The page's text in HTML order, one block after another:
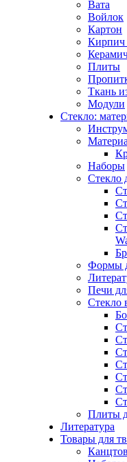
Вата
Войлок
Картон
Кирпич
Плиты
Ткань
Модули
Стекло:
Наборы
Стекло
Формы
Печи
Стекло
Плиты
Литература
Товары для